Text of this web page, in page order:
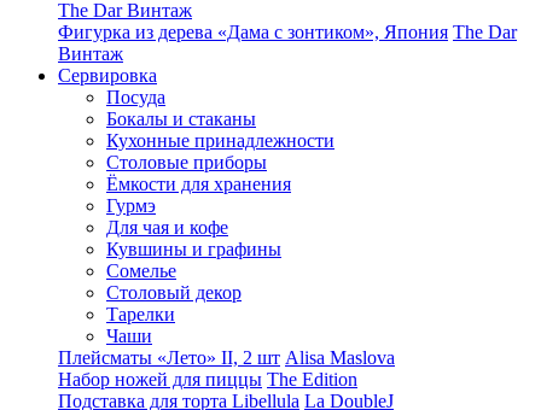
The Dar Винтаж
Фигурка из дерева «Дама с зонтиком», Япония The Dar
Винтаж
Сервировка
Посуда
Бокалы и стаканы
Кухонные принадлежности
Столовые приборы
Ëмкости для хранения
Гурмэ
Для чая и кофе
Кувшины и графины
Сомелье
Столовый декор
Тарелки
Чаши
Плейсматы «Лето» II, 2 шт Alisa Maslova
Набор ножей для пиццы The Edition
Подставка для торта Libellula La DoubleJ